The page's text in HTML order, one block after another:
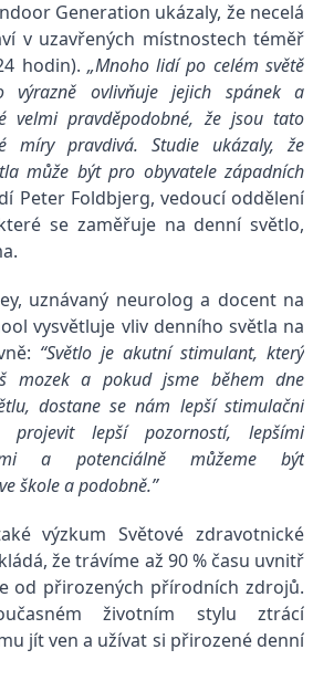
Generation ukázaly, že necelá
v uzavřených místnostech téměř
hodin). „Mnoho lidí po celém světě
výrazně ovlivňuje jejich spánek a
velmi pravděpodobné, že jsou tato
míry pravdivá. Studie ukázaly, že
může být pro obyvatele západních
Peter Foldbjerg, vedoucí oddělení
se zaměřuje na denní světlo,
uznávaný neurolog a docent na
vysvětluje vliv denního světla na
“Světlo je akutní stimulant, který
mozek a pokud jsme během dne
dostane se nám lepší stimulační
lepší pozorností, lepšími
a potenciálně můžeme být
škole a podobně.”
výzkum Světové zdravotnické
že trávíme až 90 % času uvnitř
od přirozených přírodních zdrojů.
životním stylu ztrácí
jít ven a užívat si přirozené denní